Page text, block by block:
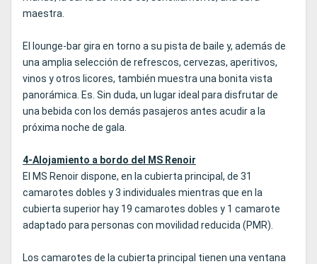
maestra.
El lounge-bar gira en torno a su pista de baile y, además de
una amplia selección de refrescos, cervezas, aperitivos,
vinos y otros licores, también muestra una bonita vista
panorámica. Es. Sin duda, un lugar ideal para disfrutar de
una bebida con los demás pasajeros antes acudir a la
próxima noche de gala.
4-Alojamiento a bordo del MS Renoir
El MS Renoir dispone, en la cubierta principal, de 31
camarotes dobles y 3 individuales mientras que en la
cubierta superior hay 19 camarotes dobles y 1 camarote
adaptado para personas con movilidad reducida (PMR).
Los camarotes de la cubierta principal tienen una ventana